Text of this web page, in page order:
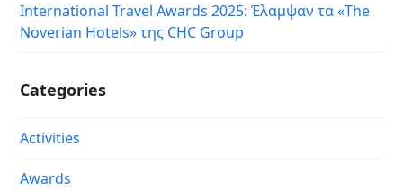
International Travel Awards 2025: Έλαμψαν τα «The
Noverian Hotels» της CHC Group
Categories
Activities
Awards